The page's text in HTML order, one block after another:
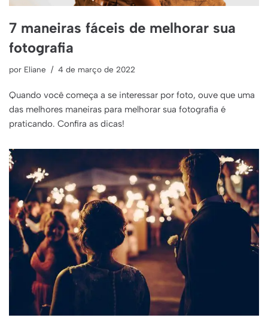
7 maneiras fáceis de melhorar sua
fotografia
por Eliane 4 de março de 2022
Quando você começa a se interessar por foto, ouve que uma
das melhores maneiras para melhorar sua fotografia é
praticando. Confira as dicas!